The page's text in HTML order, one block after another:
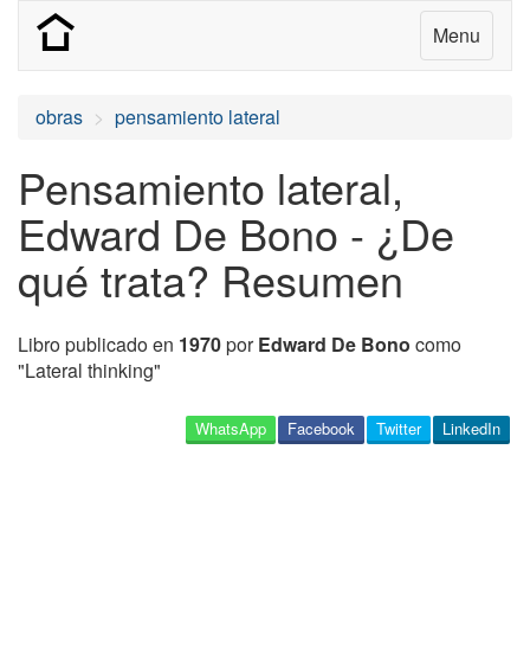
Menu
obras pensamiento lateral
Pensamiento lateral,
Edward De Bono - ¿De
qué trata? Resumen
Libro publicado en 1970porEdward De Bono como
"Lateral thinking"
LinkedIn
Twitter
Facebook
WhatsApp